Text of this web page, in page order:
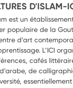
D'ISLAM-
est un
populaire de la
d’art
L’ICI
cafés
de